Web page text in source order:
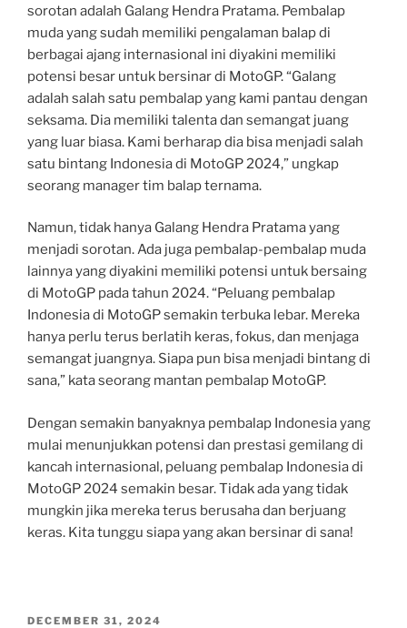
sorotan adalah Galang Hendra Pratama. Pembalap
muda yang sudah memiliki pengalaman balap di
berbagai ajang internasional ini diyakini memiliki
potensi besar untuk bersinar di MotoGP. “Galang
adalah salah satu pembalap yang kami pantau dengan
seksama. Dia memiliki talenta dan semangat juang
yang luar biasa. Kami berharap dia bisa menjadi salah
satu bintang Indonesia di MotoGP 2024,” ungkap
seorang manager tim balap ternama.
Namun, tidak hanya Galang Hendra Pratama yang
menjadi sorotan. Ada juga pembalap-pembalap muda
lainnya yang diyakini memiliki potensi untuk bersaing
di MotoGP pada tahun 2024. “Peluang pembalap
Indonesia di MotoGP semakin terbuka lebar. Mereka
hanya perlu terus berlatih keras, fokus, dan menjaga
semangat juangnya. Siapa pun bisa menjadi bintang di
sana,” kata seorang mantan pembalap MotoGP.
Dengan semakin banyaknya pembalap Indonesia yang
mulai menunjukkan potensi dan prestasi gemilang di
kancah internasional, peluang pembalap Indonesia di
MotoGP 2024 semakin besar. Tidak ada yang tidak
mungkin jika mereka terus berusaha dan berjuang
keras. Kita tunggu siapa yang akan bersinar di sana!
POSTED
DECEMBER 31, 2024